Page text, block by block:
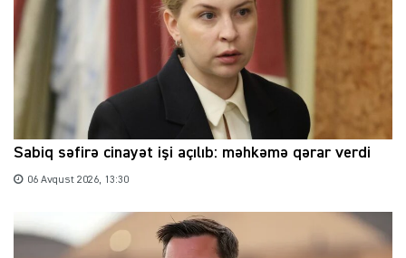
Sabiq səfirə cinayət işi açılıb: məhkəmə qərar verdi
06 Avqust 2026, 13:30